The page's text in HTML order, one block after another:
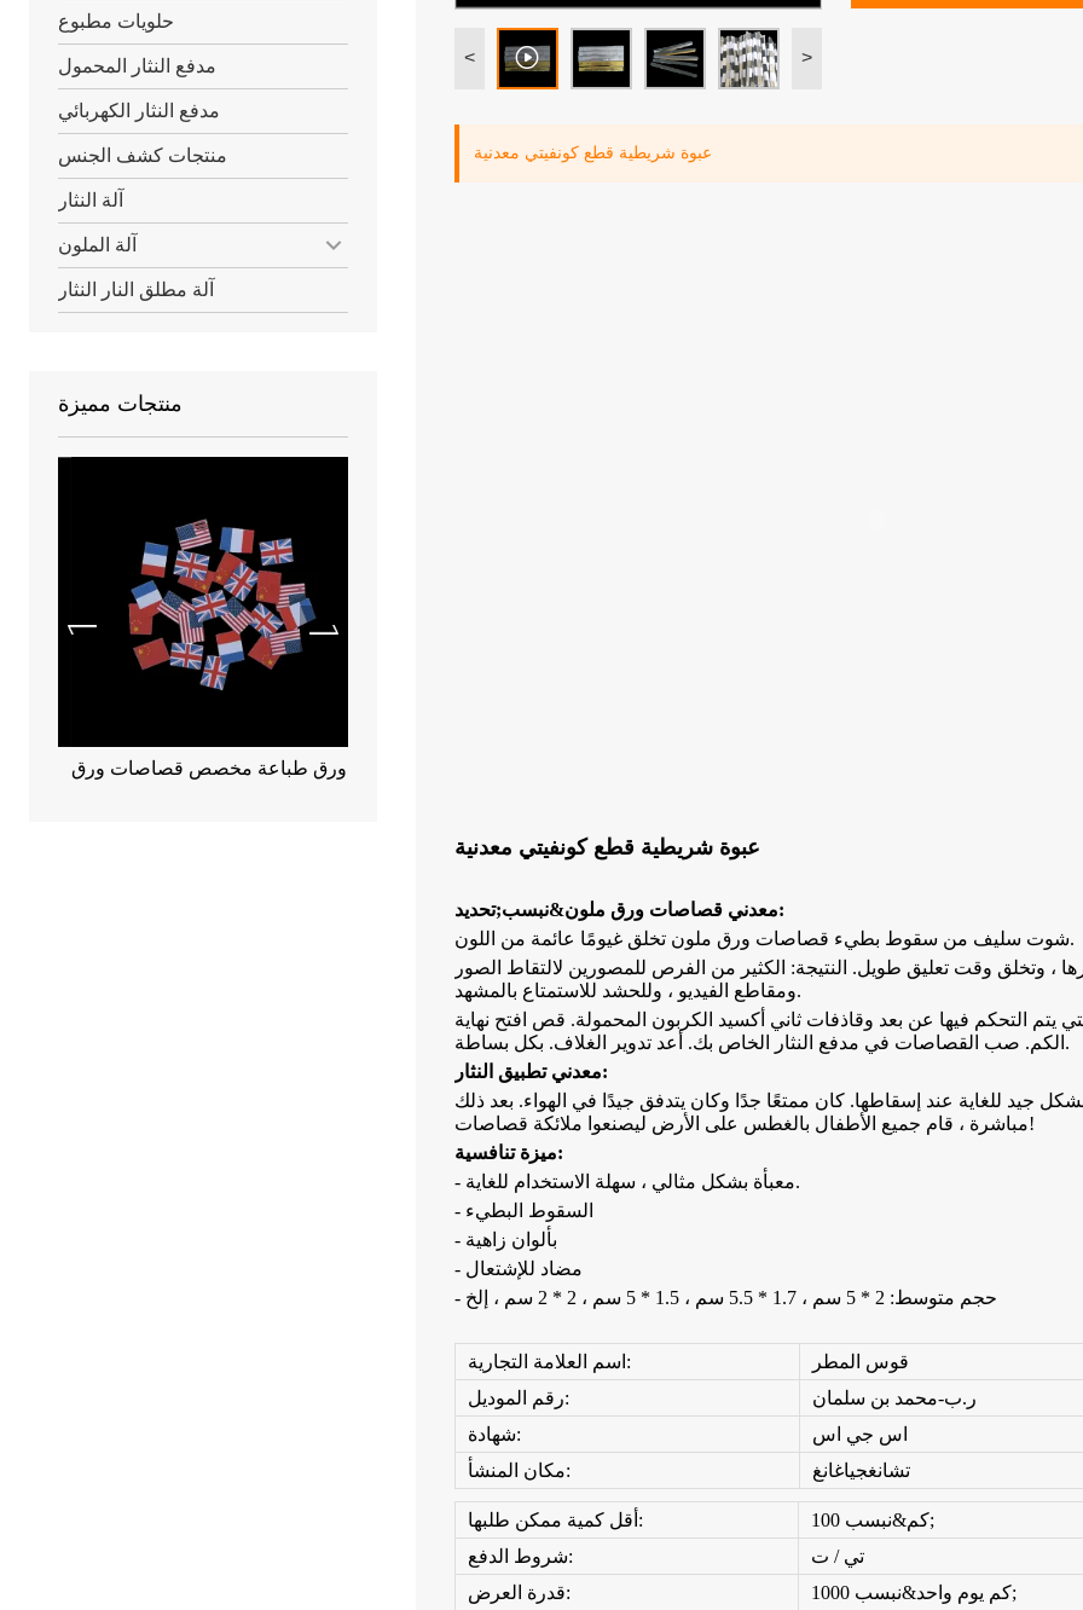
حلويات مطبوع
مدفع النثار المحمول
مدفع النثار الكهربائي
منتجات كشف الجنس
آلة النثار
آلة الملون
آلة مطلق النار النثار
منتجات مميزة
ورق طباعة مخصص قصاصات ورق
< >
عبوة شريطية قطع كونفيتي معدنية
عبوة شريطية قطع كونفيتي معدنية
معدني قصاصات ورق ملون&نبسب;
تحديد:
شوت سليف من سقوط بطيء قصاصات ورق ملون تخلق غيومًا عائمة من اللون.
وتخلق وقت تعليق طويل. النتيجة: الكثير من الفرص للمصورين لالتقاط الصور
ومقاطع الفيديو ، وللحشد للاستمتاع بالمشهد.
التي يتم التحكم فيها عن بعد وقاذفات ثاني أكسيد الكربون المحمولة. قص افتح نهاية
الكم. صب القصاصات في مدفع النثار الخاص بك. أعد تدوير الغلاف. بكل بساطة.
معدنيتطبيق النثار:
جيد للغاية عند إسقاطها. كان ممتعًا جدًا وكان يتدفق جيدًا في الهواء. بعد ذلك
مباشرة ، قام جميع الأطفال بالغطس على الأرض ليصنعوا ملائكة قصاصات!
ميزة تنافسية:
- معبأة بشكل مثالي ، سهلة الاستخدام للغاية.
- السقوط البطيء
- بألوان زاهية
- مضاد للإشتعال
- حجم متوسط: 2 * 5 سم ، 1.7 * 5.5 سم ، 1.5 * 5 سم ، 2 * 2 سم ، إلخ
اسم العلامة التجارية:
قوس المطر
رقم الموديل:
ر.ب-محمد بن سلمان
شهادة:
اس جي اس
مكان المنشأ:
تشانغجياغانغ
أقل كمية ممكن طلبها:
100 كم&نبسب;
شروط الدفع:
تي / ت
قدرة العرض:
1000 كم يوم واحد&نبسب;